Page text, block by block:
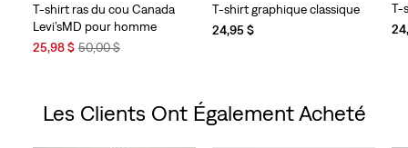
T-shirt ras du cou Canada
Levi’sMD pour homme
Sale
25,98 $Original
50,00 $
T-shirt graphique classique
24,95 $
T-
Les Clients Ont Également Acheté